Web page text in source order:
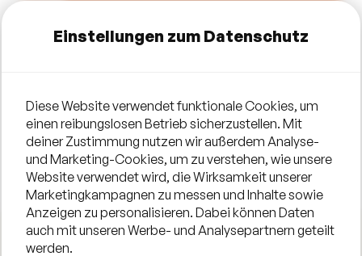
Einstellungen zum Datenschutz
Diese Website verwendet funktionale Cookies, um
einen reibungslosen Betrieb sicherzustellen. Mit
deiner Zustimmung nutzen wir außerdem Analyse-
und Marketing-Cookies, um zu verstehen, wie unsere
Website verwendet wird, die Wirksamkeit unserer
Marketingkampagnen zu messen und Inhalte sowie
Anzeigen zu personalisieren. Dabei können Daten
auch mit unseren Werbe- und Analysepartnern geteilt
werden.